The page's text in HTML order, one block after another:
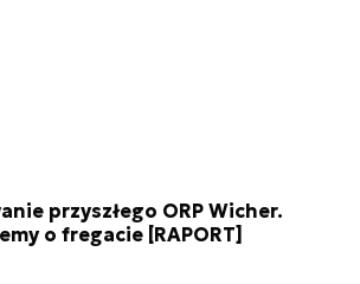
przyszłego ORP Wicher.
o fregacie [RAPORT]